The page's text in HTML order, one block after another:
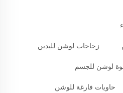
زجاجات لوشن لليدين
لوشن للجسم
حاويات فارغة للوشن